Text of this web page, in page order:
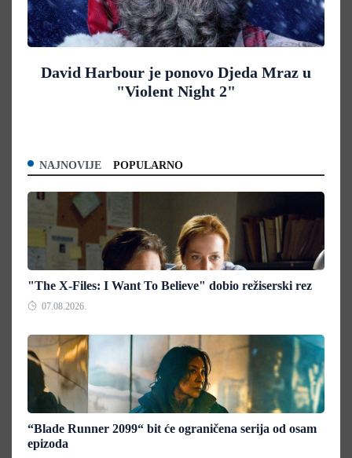
David Harbour je ponovo Djeda Mraz u
"Violent Night 2"
NAJNOVIJE POPULARNO
"The X-Files: I Want To Believe" dobio režiserski rez
07.08.2026.
“Blade Runner 2099“ bit će ograničena serija od osam
epizoda